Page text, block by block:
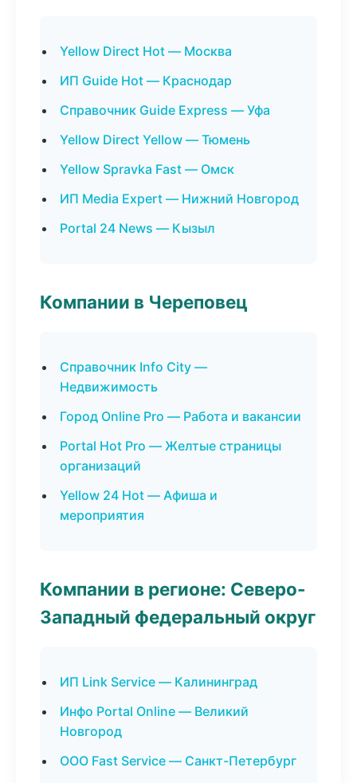
Yellow Direct Hot — Москва
ИП Guide Hot — Краснодар
Справочник Guide Express — Уфа
Yellow Direct Yellow — Тюмень
Yellow Spravka Fast — Омск
ИП Media Expert — Нижний Новгород
Portal 24 News — Кызыл
Компании в Череповец
Справочник Info City —
Недвижимость
Город Online Pro — Работа и вакансии
Portal Hot Pro — Желтые страницы
организаций
Yellow 24 Hot — Афиша и
мероприятия
Компании в регионе: Северо-
Западный федеральный округ
ИП Link Service — Калининград
Инфо Portal Online — Великий
Новгород
ООО Fast Service — Санкт-Петербург